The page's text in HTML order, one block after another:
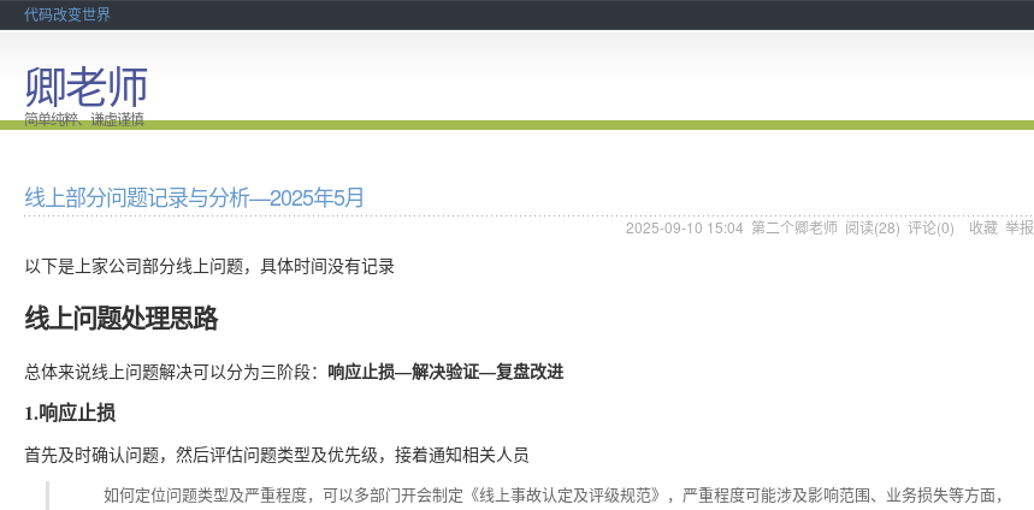
代码改变世界
卿老师
简单纯粹、谦虚谨慎
线上部分问题记录与分析—2025年5月
2025-09-10 15:04 第二个卿老师 阅读(28) 评论(0) 收藏 举报
以下是上家公司部分线上问题，具体时间没有记录
线上问题处理思路
总体来说线上问题解决可以分为三阶段： 响应止损—解决验证—复盘改进
1.响应止损
首先及时确认问题，然后评估问题类型及优先级，接着通知相关人员
如何定位问题类型及严重程度，可以多部门开会制定《线上事故认定及评级规范》，严重程度可能涉及影响范围、业务损失等方面，